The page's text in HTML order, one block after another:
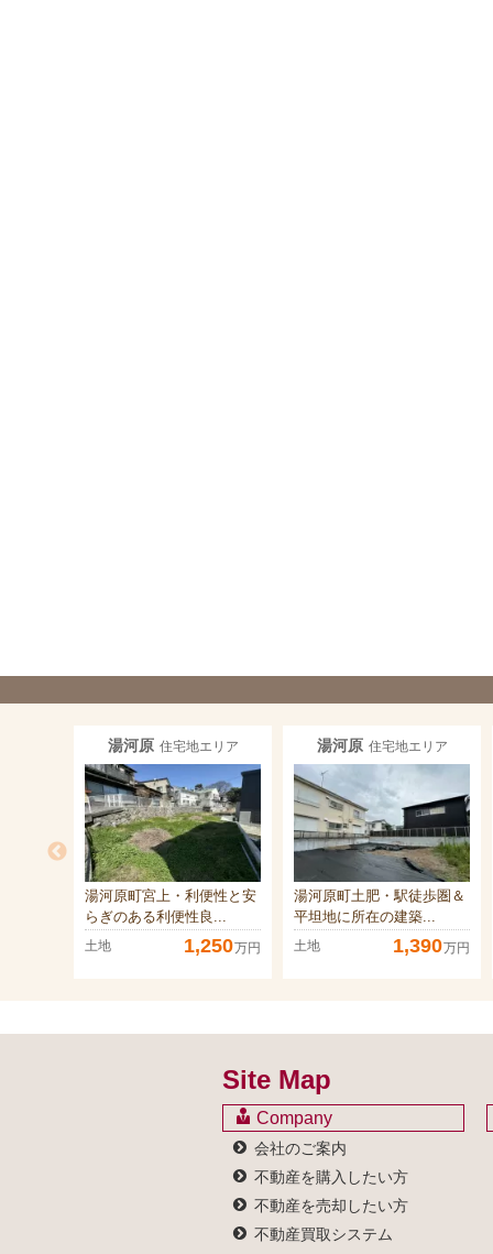
湯河原 住宅地エリア
湯河原町宮上・利便性と安
らぎのある利便性良...
土地 1,250万円
湯河原 住宅地エリア
湯河原町土肥・駅徒歩圏＆
平坦地に所在の建築...
土地 1,390万円
Site Map
Company
会社のご案内
不動産を購入したい方
不動産を売却したい方
不動産買取システム